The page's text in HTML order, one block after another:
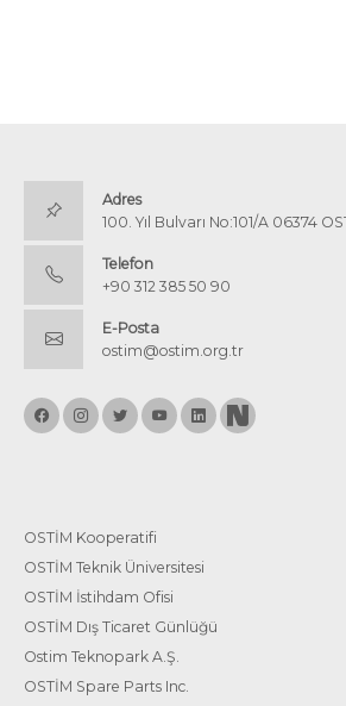
Adres
100. Yıl Bulvarı No:101/A 06374
Telefon
+90 312 385 50 90
E-Posta
ostim@ostim.org.tr
OSTİM Kooperatifi
OSTİM Teknik Üniversitesi
OSTİM İstihdam Ofisi
OSTİM Dış Ticaret Günlüğü
Ostim Teknopark A.Ş.
OSTİM Spare Parts Inc.